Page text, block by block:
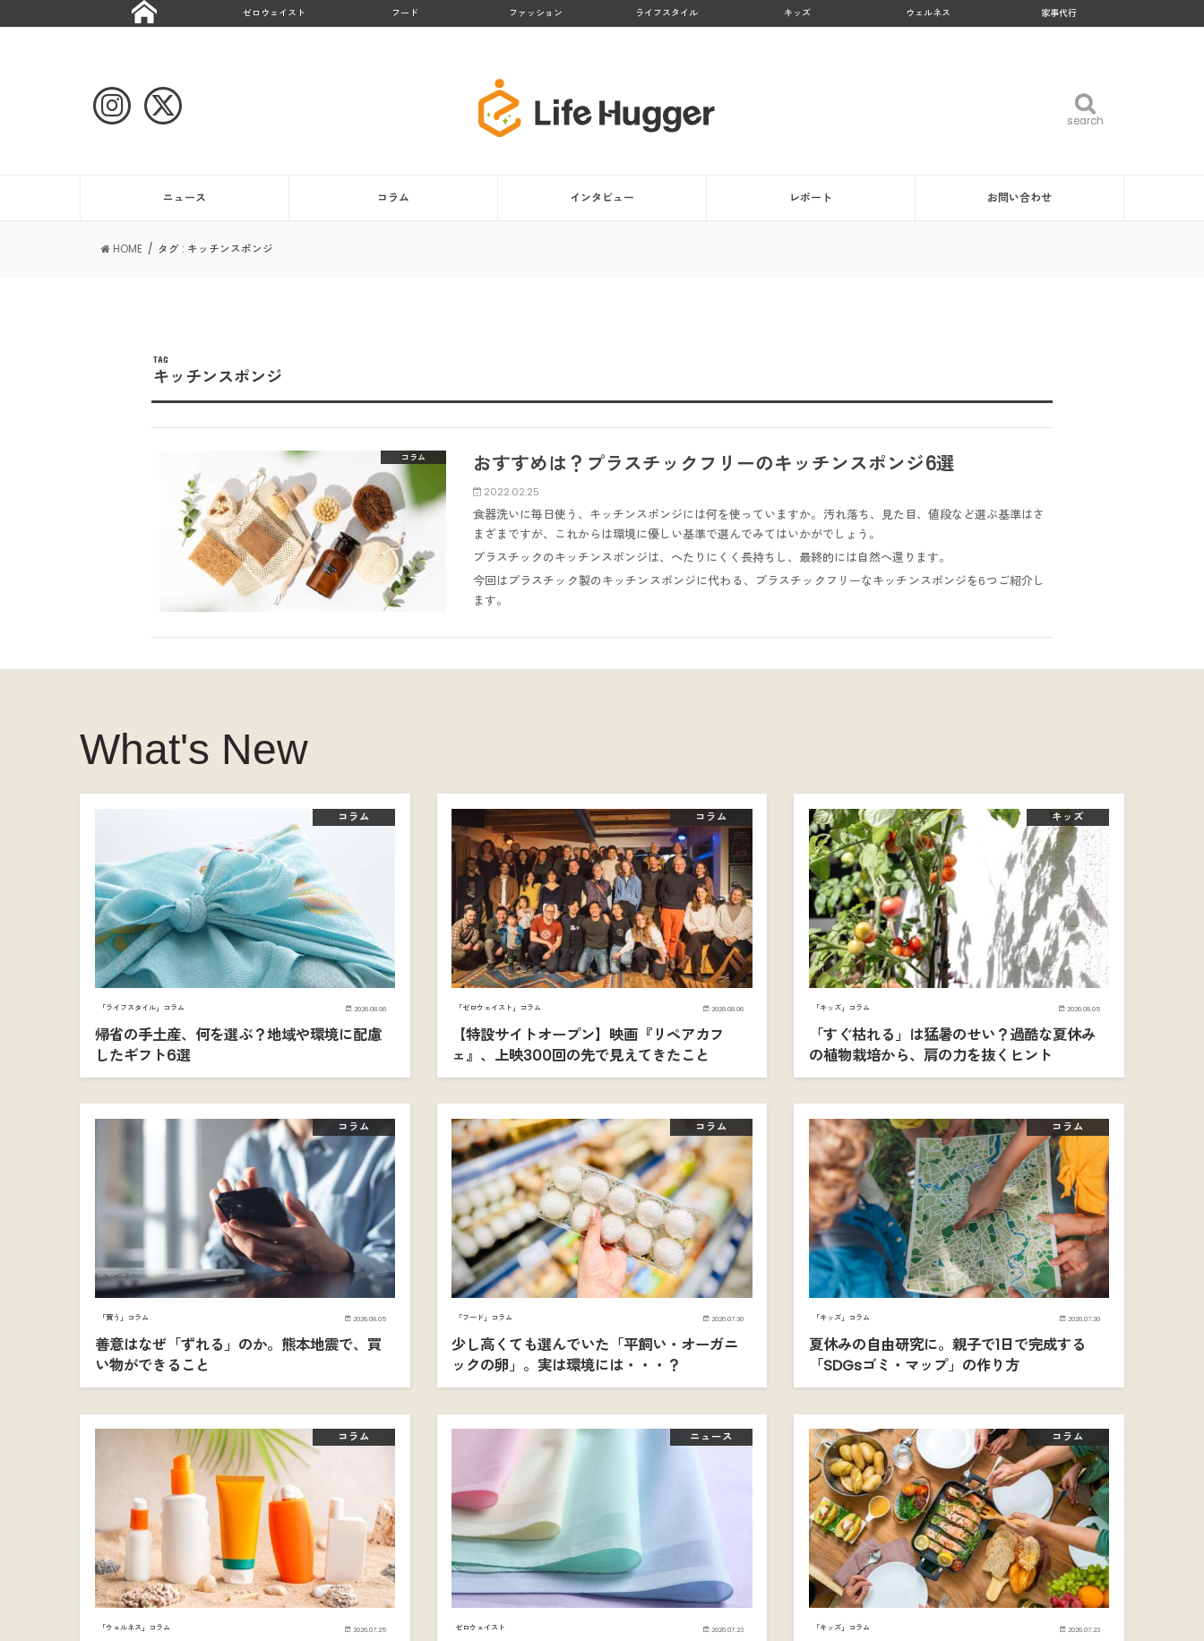
ゼロウェイスト フード ファッション ライフスタイル キッズ ウェルネス 家事代行
search
search
ニュース コラム インタビュー レポート お問い合わせ
HOME タグ : キッチンスポンジ
TAG
キッチンスポンジ
コラム おすすめは？プラスチックフリーのキッチンスポンジ6選
2022.02.25
食器洗いに毎日使う、キッチンスポンジには何を使っていますか。汚れ落ち、見た目、値段など選ぶ基準はさ
まざまですが、これからは環境に優しい基準で選んでみてはいかがでしょう。
プラスチックのキッチンスポンジは、へたりにくく長持ちし、最終的には自然へ還ります。
今回はプラスチック製のキッチンスポンジに代わる、プラスチックフリーなキッチンスポンジを6つご紹介し
ます。
What's New
コラム
「ライフスタイル」コラム 2026.08.06
帰省の手土産、何を選ぶ？地域や環境に配慮
したギフト6選
コラム
「ゼロウェイスト」コラム 2026.08.06
【特設サイトオープン】映画『リペアカフ
ェ』、上映300回の先で見えてきたこと
キッズ
「キッズ」コラム 2026.08.05
「すぐ枯れる」は猛暑のせい？過酷な夏休み
の植物栽培から、肩の力を抜くヒント
コラム
「買う」コラム 2026.08.05
善意はなぜ「ずれる」のか。熊本地震で、買
い物ができること
コラム
「フード」コラム 2026.07.30
少し高くても選んでいた「平飼い・オーガニ
ックの卵」。実は環境には・・・？
コラム
「キッズ」コラム 2026.07.30
夏休みの自由研究に。親子で1日で完成する
「SDGsゴミ・マップ」の作り方
コラム
「ウェルネス」コラム 2026.07.25
ニュース
ゼロウェイスト 2026.07.23
コラム
「キッズ」コラム 2026.07.23